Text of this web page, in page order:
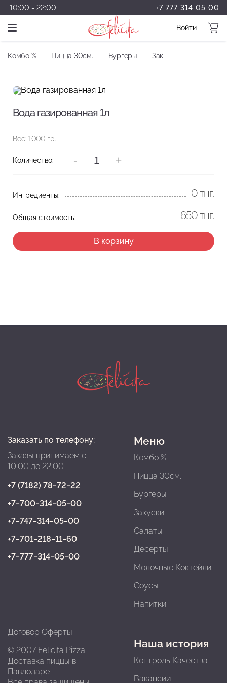
10:00 - 22:00 +7 777 314 05 00
Войти
Комбо % Пицца 30см. Бургеры Закуски
Вода газированная 1л
Вес: 1000 гр.
Количество: - +
Ингредиенты: 0тнг.
Общая стоимость: 650тнг.
В корзину
Заказать по телефону:
Заказы принимаем с
10:00 до 22:00
+7 (7182) 78‒72‒22
+7‒700‒314‒05‒00
+7‒747‒314‒05‒00
+7‒701‒218‒11‒60
+7‒777‒314‒05‒00
Договор Оферты
© 2007 Felicita Pizza.
Доставка пиццы в
Павлодарe
Меню
Комбо %
Пицца 30см.
Бургеры
Закуски
Салаты
Десерты
Молочные Коктейли
Соусы
Напитки
Наша история
Контроль Качества
Вакансии